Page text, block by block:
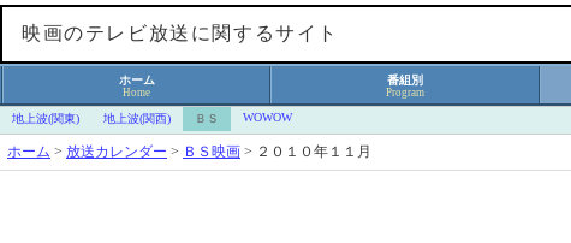
映画のテレビ放送に関するサイト
ホーム
Home
番組別
Program
地上波(関東) 地上波(関西) ＢＳ WOWOW
ホーム > 放送カレンダー > ＢＳ映画 > ２０１０年１１月